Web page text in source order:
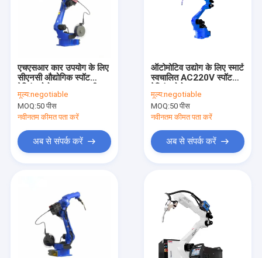
एचएसआर कार उपयोग के लिए
सीएनसी औद्योगिक स्पॉट
220V
मूल्य:negotiable
MOQ:50 पीस
नवीनतम कीमत पता करें
अब से संपर्क करें
ऑटोमोटिव उद्योग के लिए स्मार्ट
स्वचालित AC220V स्पॉट
मूल्य:negotiable
MOQ:50 पीस
नवीनतम कीमत पता करें
अब से संपर्क करें